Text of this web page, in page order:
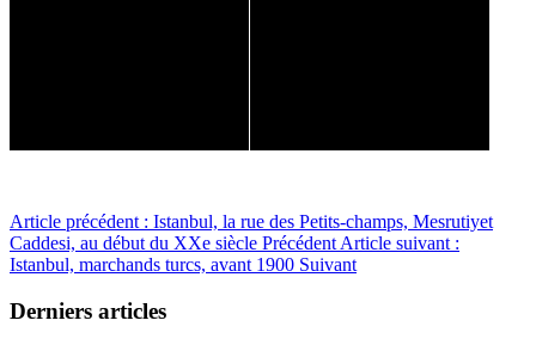
Article précédent : Istanbul, la rue des Petits-champs, Mesrutiyet
Caddesi, au début du XXe siècle Précédent Article suivant :
Istanbul, marchands turcs, avant 1900 Suivant
Derniers articles